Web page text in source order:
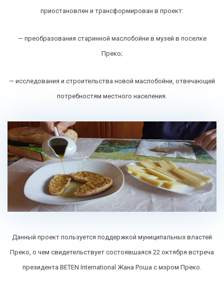
приостановлен и трансформирован в проект:
— преобразования старинной маслобойни в музей в поселке
Преко;
— исследования и строительства новой маслобойни, отвечающей
потребностям местного населения.
Данный проект пользуется поддержкой муниципальных властей
Преко, о чем свидетельствует состоявшаяся 22 октября встреча
президента BETEN International Жана Роша с мэром Преко.